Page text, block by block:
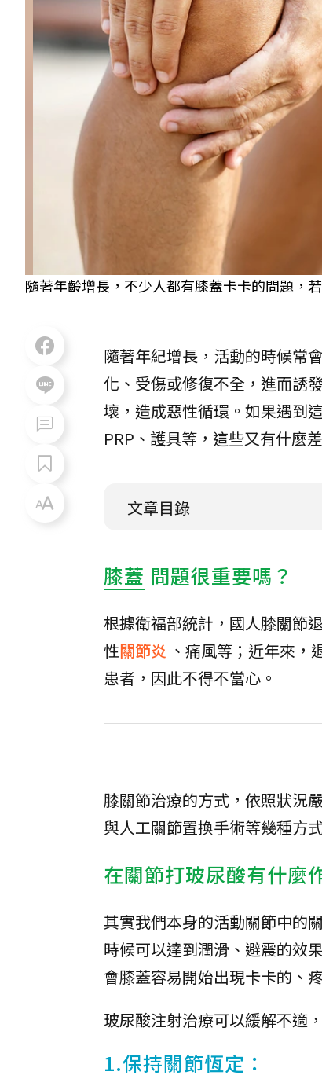
隨著年齡增長，不少人都有膝蓋卡卡的問題，
隨著年紀增長，活動的時候常
化、受傷或修復不全，進而誘
壞，造成惡性循環。如果遇到
PRP、護具等，這些又有什麼
文章目錄
膝蓋 問題很重要嗎？
根據衛福部統計，國人膝關節
性關節炎 、痛風等；近年來
患者，因此不得不當心。
膝關節治療的方式，依照狀況
與人工關節置換手術等幾種方
在關節打玻尿酸有什麼
其實我們本身的活動關節中的
時候可以達到潤滑、避震的效
會膝蓋容易開始出現卡卡的、
玻尿酸注射治療可以緩解不適
1.保持關節恆定：